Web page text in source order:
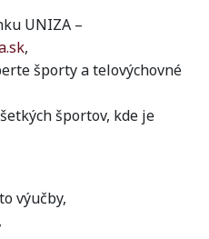
UNIZA –
,
športy a telovýchovné
športov, kde je
výučby,